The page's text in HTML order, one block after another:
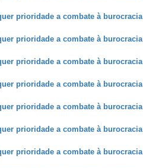
prioridade a combate à burocracia
prioridade a combate à burocracia
prioridade a combate à burocracia
prioridade a combate à burocracia
prioridade a combate à burocracia
prioridade a combate à burocracia
prioridade a combate à burocracia